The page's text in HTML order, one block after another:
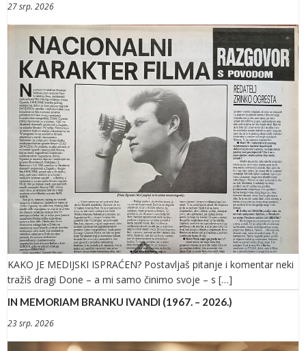
27 srp. 2026
KAKO JE MEDIJSKI ISPRAĆEN? Postavljaš pitanje i komentar neki
tražiš dragi Done – a mi samo činimo svoje – s […]
IN MEMORIAM BRANKU IVANDI (1967. – 2026.)
23 srp. 2026